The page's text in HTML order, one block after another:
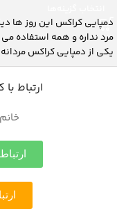
دمپایی کراکس این روز ها
مرد نداره و همه استفاده می
یکی از دمپایی کراکس مردانه
ارتباط
خانم